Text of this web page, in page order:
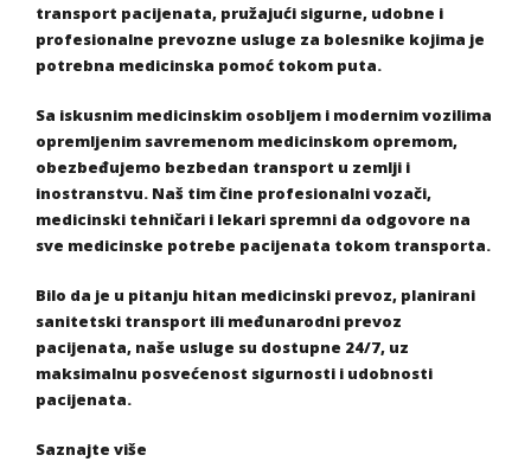
transport pacijenata, pružajući sigurne, udobne i
profesionalne prevozne usluge za bolesnike kojima je
potrebna medicinska pomoć tokom puta.
Sa iskusnim medicinskim osobljem i modernim vozilima
opremljenim savremenom medicinskom opremom,
obezbeđujemo bezbedan transport u zemlji i
inostranstvu. Naš tim čine profesionalni vozači,
medicinski tehničari i lekari spremni da odgovore na
sve medicinske potrebe pacijenata tokom transporta.
Bilo da je u pitanju hitan medicinski prevoz, planirani
sanitetski transport ili međunarodni prevoz
pacijenata, naše usluge su dostupne 24/7, uz
maksimalnu posvećenost sigurnosti i udobnosti
pacijenata.
Saznajte više